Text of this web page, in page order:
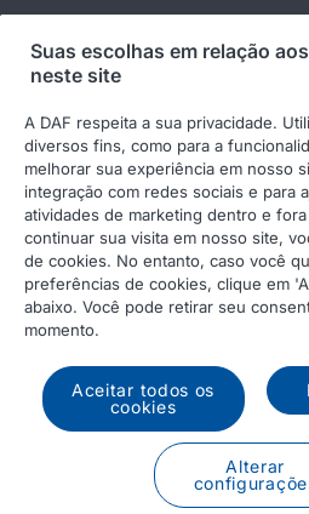
Siga-nos
© 2026 DAF
Declaração de privacidade
DAF e cookies
A PACCAR COMPANY
DRIVEN BY QUALITY
Suas escolhas em relação
neste site
A DAF respeita a sua privacidade.
diversos fins, como para a
melhorar sua experiência em nosso
integração com redes sociais e para
atividades de marketing dentro e
continuar sua visita em nosso site,
de cookies. No entanto, caso você
preferências de cookies, clique em
abaixo. Você pode retirar seu
momento.
Aceitar todos os
cookies
Alterar